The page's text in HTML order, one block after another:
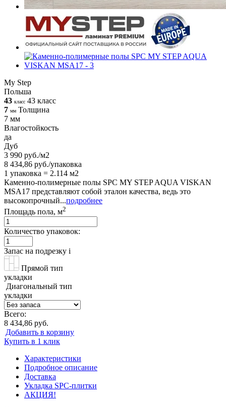
My Step
Польша
43 класс 43 класс
7 мм Толщина
7 мм
Влагостойкость
да
Дуб
3 990 руб./м2
8 434,86 руб./упаковка
1 упаковка = 2.114 м2
Каменно-полимерные полы SPC MY STEP AQUA VISKAN
MSA17 представляют собой эталон качества, ведь это
высокопрочный...подробнее
Площадь пола, м2
Количество упаковок:
Запас на подрезку i
Прямой тип
укладки
Диагональный тип
укладки
Всего:
8 434,86 руб.
Добавить в корзину
Купить в 1 клик
Характеристики
Подробное описание
Доставка
Укладка SPC-плитки
АКЦИЯ!